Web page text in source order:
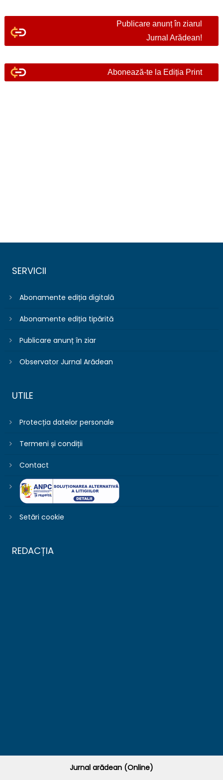
Publicare anunț în ziarul
Jurnal Arădean!
Abonează-te la Ediția Print
SERVICII
Abonamente ediția digitală
Abonamente ediția tipărită
Publicare anunț în ziar
Observator Jurnal Arădean
UTILE
Protecția datelor personale
Termeni și condiții
Contact
Setări cookie
REDACȚIA
Jurnal arădean (Online)